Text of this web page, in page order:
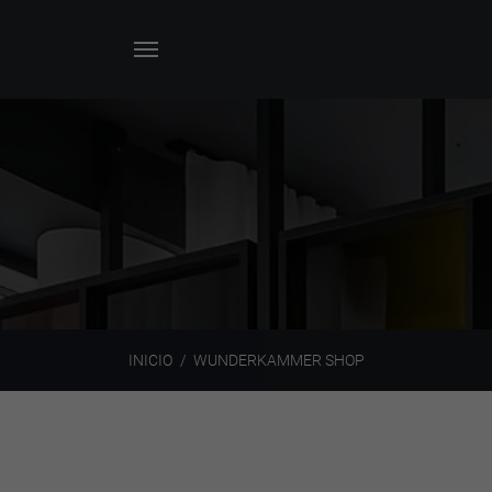
INICIO WUNDERKAMMER SHOP